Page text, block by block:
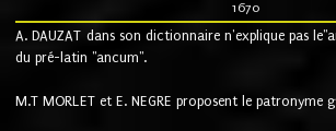
1670
A. DAUZAT dans son dictionnaire n'explique pas
du pré-latin "ancum".
M.T MORLET et E. NEGRE proposent le patronyme